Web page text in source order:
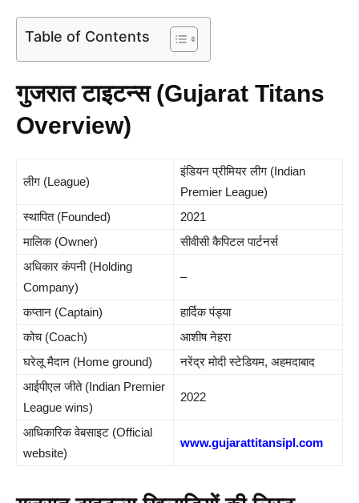
Table of Contents
गुजरात टाइटन्स (Gujarat Titans
Overview)
लीग (League)
इंडियन प्रीमियर लीग (Indian
Premier League)
स्थापित (Founded)
2021
मालिक (Owner)
सीवीसी कैपिटल पार्टनर्स
अधिकार कंपनी (Holding
Company)
–
कप्तान (Captain)
हार्दिक पंड्या
कोच (Coach)
आशीष नेहरा
घरेलू मैदान (Home ground)
नरेंद्र मोदी स्टेडियम, अहमदाबाद
आईपीएल जीते (Indian Premier
League wins)
2022
आधिकारिक वेबसाइट (Official
website)
www.gujarattitansipl.com